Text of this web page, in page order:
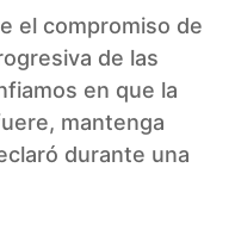
el compromiso de
de las
en que la
mantenga
durante una